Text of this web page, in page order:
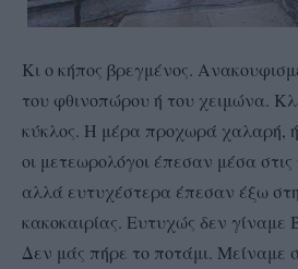
Κι ο κήπος βρεγμένος.
του φθινοπώρου ή του χειμώνα.
κύκλος. Η μέρα προχωρά χαλαρή,
οι μετεωρολόγοι έπεσαν μέσα στις
αλλά ευτυχέστερα έπεσαν έξω
κακοκαιρίας. Ευτυχώς δεν
Δεν μάς πήρε το ποτάμι. Μείναμε